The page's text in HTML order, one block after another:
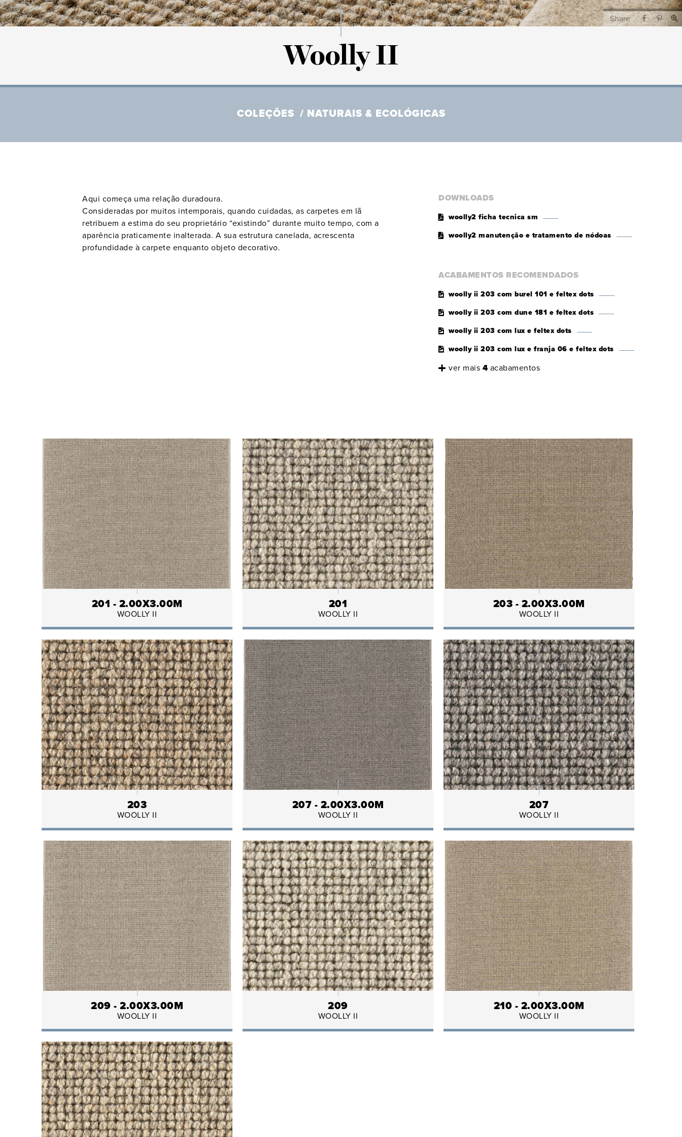
Share
Woolly II
COLEÇÕES NATURAIS & ECOLÓGICAS
Aqui começa uma relação duradoura.
Consideradas por muitos intemporais, quando cuidadas, as carpetes em lã
retribuem a estima do seu proprietário “existindo” durante muito tempo, com a
aparência praticamente inalterada. A sua estrutura canelada, acrescenta
profundidade à carpete enquanto objeto decorativo.
DOWNLOADS
woolly2 ficha tecnica sm
woolly2 manutenção e tratamento de nódoas
ACABAMENTOS RECOMENDADOS
woolly ii 203 com burel 101 e feltex dots
woolly ii 203 com dune 181 e feltex dots
woolly ii 203 com lux e feltex dots
woolly ii 203 com lux e franja 06 e feltex dots
ver mais 4 acabamentos
201 - 2.00X3.00M
WOOLLY II
201
WOOLLY II
203 - 2.00X3.00M
WOOLLY II
203
WOOLLY II
207 - 2.00X3.00M
WOOLLY II
207
WOOLLY II
209 - 2.00X3.00M
WOOLLY II
209
WOOLLY II
210 - 2.00X3.00M
WOOLLY II